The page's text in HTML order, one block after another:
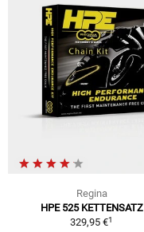
Regina
HPE 525 KETTENSATZ
329,95 €1